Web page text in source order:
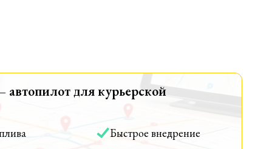
для курьерской
Быстрое внедрение